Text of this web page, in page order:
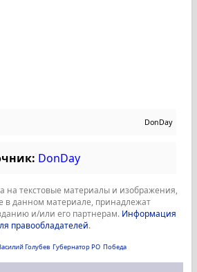
DonDay
DonDay
на текстовые материалы и изображения,
в данном материале, принадлежат
и/или его партнерам. Информация
правообладателей.
Голубев Губернатор РО Победа